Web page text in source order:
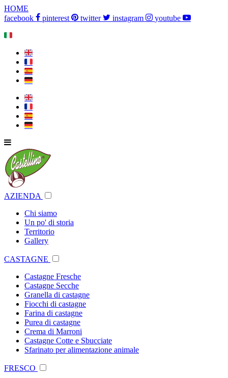
HOME
facebook
pinterest twitter instagram
youtube
🇮🇹
🇬🇧
🇫🇷
🇪🇸
🇩🇪
🇬🇧
🇫🇷
🇪🇸
🇩🇪
AZIENDA
Chi siamo
Un po' di storia
Territorio
Gallery
CASTAGNE
Castagne Fresche
Castagne Secche
Granella di castagne
Fiocchi di castagne
Farina di castagne
Purea di castagne
Crema di Marroni
Castagne Cotte e Sbucciate
Sfarinato per alimentazione animale
FRESCO